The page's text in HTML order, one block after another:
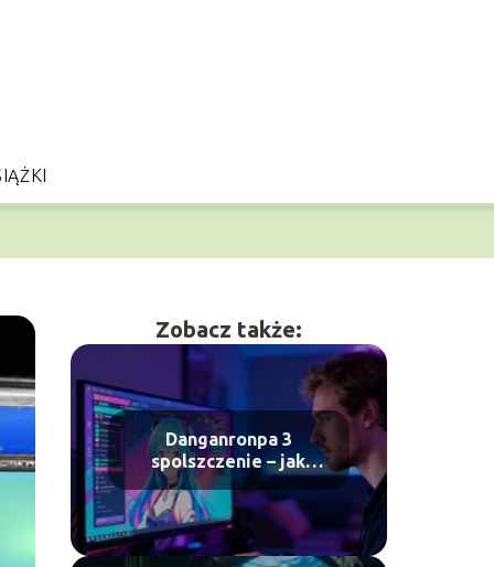
Zobacz także:
Danganronpa 3
spolszczenie – jak
zainstalować i gdzie
pobrać?